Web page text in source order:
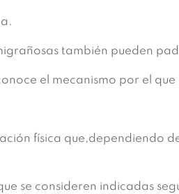
también pueden
el mecanismo por el que
física que,dependiendo
se consideren indicadas